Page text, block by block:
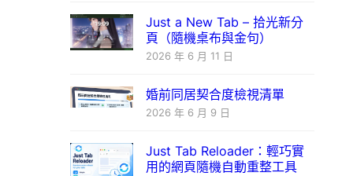
Just a New Tab – 拾光新分
頁（隨機桌布與金句）
2026 年 6 月 11 日
婚前同居契合度檢視清單
2026 年 6 月 9 日
Just Tab Reloader：輕巧實
用的網頁隨機自動重整工具